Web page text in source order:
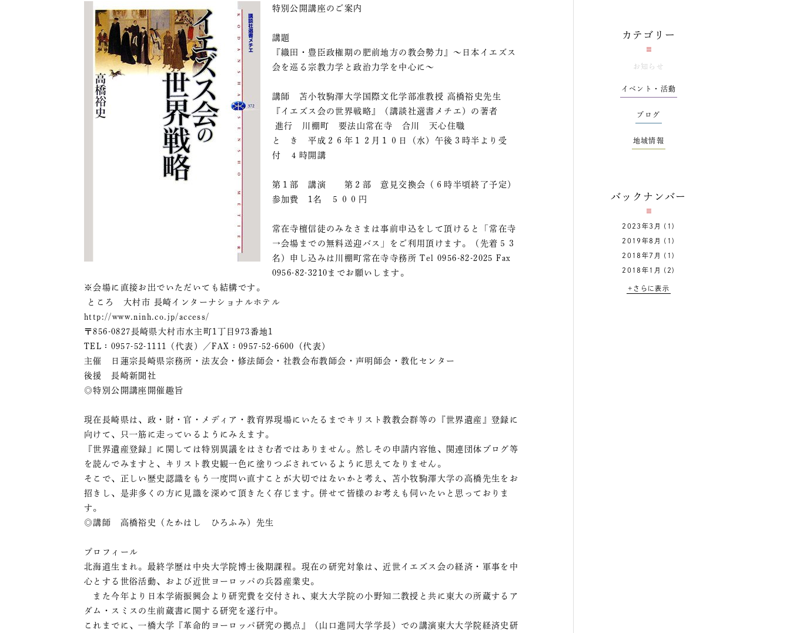
特別公開講座のご案内
講題
『織田・豊臣政権期の肥前地方の教会勢力』～日本イエズス
会を巡る宗教力学と政治力学を中心に～
講師 苫小牧駒澤大学国際文化学部准教授 高橋裕史先生
『イエズス会の世界戦略』（講談社選書メチエ）の著者
進行 川棚町 要法山常在寺 合川 天心住職
と き 平成２６年１２月１０日（水）午後３時半より受
付 ４時開講
第１部 講演 第２部 意見交換会（６時半頃終了予定）
参加費 1名 ５００円
常在寺檀信徒のみなさまは事前申込をして頂けると「常在寺
→会場までの無料送迎バス」をご利用頂けます。（先着５３
名）申し込みは川棚町常在寺寺務所 Tel 0956-82-2025 Fax
0956-82-3210までお願いします。
※会場に直接お出でいただいても結構です。
ところ 大村市 長崎インターナショナルホテル
http://www.ninh.co.jp/access/
〒856-0827長崎県大村市水主町1丁目973番地1
TEL：0957-52-1111（代表）／FAX：0957-52-6600（代表）
主催 日蓮宗長崎県宗務所・法友会・修法師会・社教会布教師会・声明師会・教化センター
後援 長崎新聞社
◎特別公開講座開催趣旨
現在長崎県は、政・財・官・メディア・教育界現場にいたるまでキリスト教教会群等の『世界遺産』登録に
向けて、只一筋に走っているようにみえます。
『世界遺産登録』に関しては特別異議をはさむ者ではありません。然しその申請内容他、関連団体ブログ等
を読んでみますと、キリスト教史観一色に塗りつぶされているように思えてなりません。
そこで、正しい歴史認識をもう一度問い直すことが大切ではないかと考え、苫小牧駒澤大学の高橋先生をお
招きし、是非多くの方に見識を深めて頂きたく存じます。併せて皆様のお考えも伺いたいと思っておりま
す。
◎講師 高橋裕史（たかはし ひろふみ）先生
プロフィール
北海道生まれ。最終学歴は中央大学院博士後期課程。現在の研究対象は、近世イエズス会の経済・軍事を中
心とする世俗活動、および近世ヨーロッパの兵器産業史。
また今年より日本学術振興会より研究費を交付され、東大大学院の小野知二教授と共に東大の所蔵するア
ダム・スミスの生前蔵書に関する研究を遂行中。
これまでに、一橋大学『革命的ヨーロッパ研究の拠点』（山口進同大学学長）での講演東大大学院経済史研
カテゴリー
お知らせ
イベント・活動
ブログ
地域情報
バックナンバー
2023年3月 (1)
2019年8月 (1)
2018年7月 (1)
2018年1月 (2)
+さらに表示